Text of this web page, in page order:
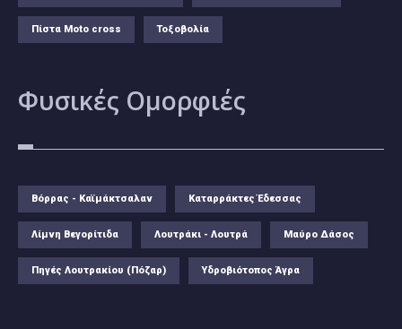
Πίστα Moto cross Τοξοβολία
Φυσικές Ομορφιές
Βόρρας - Καϊμάκτσαλαν Καταρράκτες Έδεσσας
Λίμνη Βεγορίτιδα Λουτράκι - Λουτρά Μαύρο Δάσος
Πηγές Λουτρακίου (Πόζαρ) Υδροβιότοπος Άγρα